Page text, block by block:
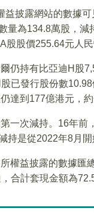
益披露網站的數據
量為134.8萬股，
股股價255.64元人民
仍持有比亞迪H股
已發行股份數
達到177億港元，約
一次減持。16年前
持是從2022年8月
權益披露的數據
合計套現金額為